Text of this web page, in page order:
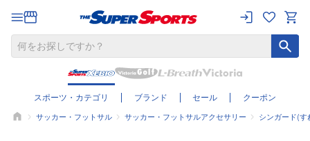
スポーツ・カテゴリ ブランド セール クーポン
サッカー・フットサル サッカー・フットサルアクセサリー シンガード(